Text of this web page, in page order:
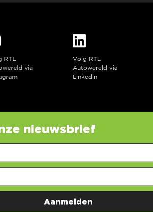
RTL
via
Volg RTL
Autowereld via
Linkedin
nieuwsbrief